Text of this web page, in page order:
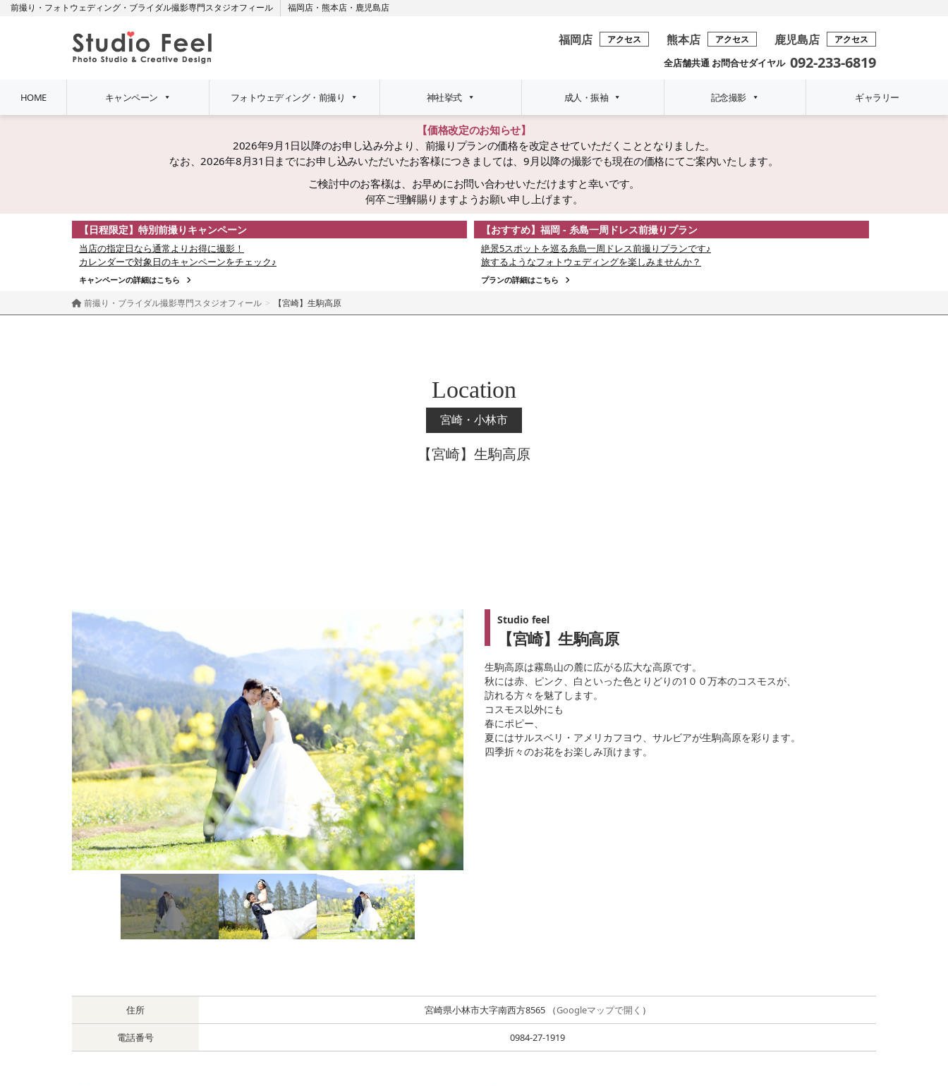
前撮り・フォトウェディング・ブライダル撮影専門スタジオフィール 福岡店 ・ 熊本店 ・ 鹿児島店
福岡店 アクセス 熊本店 アクセス 鹿児島店 アクセス
全店舗共通 お問合せダイヤル 092-233-6819
HOME キャンペーン フォトウェディング・前撮り 神社挙式 成人・振袖 記念撮影 ギャラリー
【価格改定のお知らせ】
2026年9月1日以降のお申し込み分より、前撮りプランの価格を改定させていただくこととなりました。
なお、2026年8月31日までにお申し込みいただいたお客様につきましては、9月以降の撮影でも現在の価格にてご案内いたします。
ご検討中のお客様は、お早めにお問い合わせいただけますと幸いです。
何卒ご理解賜りますようお願い申し上げます。
【日程限定】特別前撮りキャンペーン
当店の指定日なら通常よりお得に撮影！
カレンダーで対象日のキャンペーンをチェック♪
キャンペーンの詳細はこちら
【おすすめ】福岡 - 糸島一周ドレス前撮りプラン
絶景5スポットを巡る糸島一周ドレス前撮りプランです♪
旅するようなフォトウェディングを楽しみませんか？
プランの詳細はこちら
前撮り・ブライダル撮影専門スタジオフィール 【宮崎】生駒高原
Location
宮崎・小林市
【宮崎】生駒高原
Studio feel
【宮崎】生駒高原
生駒高原は霧島山の麓に広がる広大な高原です。
秋には赤、ピンク、白といった色とりどりの1００万本のコスモスが、
訪れる方々を魅了します。
コスモス以外にも
春にポピー、
夏にはサルスベリ・アメリカフヨウ、サルビアが生駒高原を彩ります。
四季折々のお花をお楽しみ頂けます。
住所 宮崎県小林市大字南西方8565 （Googleマップで開く ）
電話番号 0984-27-1919